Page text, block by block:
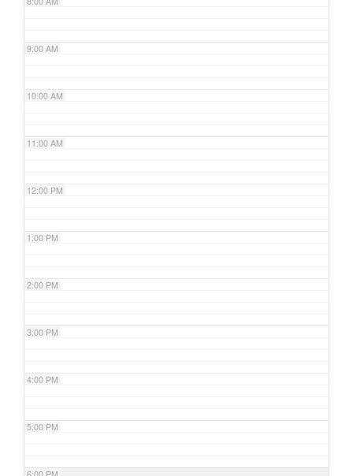
9:00 AM
10:00 AM
11:00 AM
12:00 PM
1:00 PM
2:00 PM
3:00 PM
4:00 PM
5:00 PM